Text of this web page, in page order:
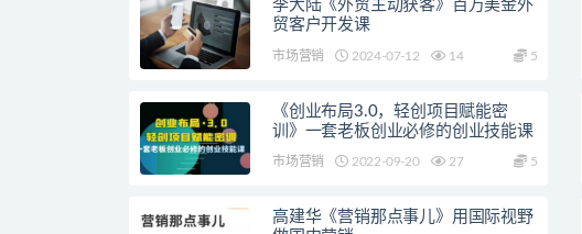
李大陆《外贸主动获客》百万美金外
贸客户开发课
市场营销 2024-07-12 14 5
《创业布局3.0，轻创项目赋能密
训》一套老板创业必修的创业技能课
市场营销 2022-09-20 27 5
高建华《营销那点事儿》用国际视野